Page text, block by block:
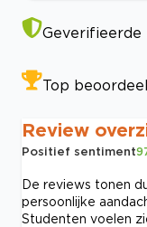
Geverifieerde
Top
Review
Positief sentiment
De reviews tonen
persoonlijke
Studenten voelen